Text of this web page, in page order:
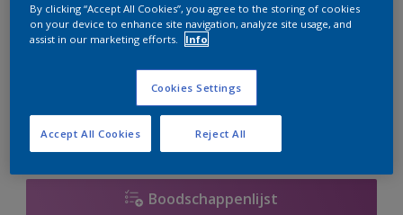
Op dit moment is het niet mogelijk dit product online
er hard aan om de voorraad aan te vullen.
Boodschappenlijst
By clicking “Accept All Cookies”, you agree to the storing of cookies
on your device to enhance site navigation, analyze site usage, and
assist in our marketing efforts.
Info
Cookies Settings
Reject All
Accept All Cookies